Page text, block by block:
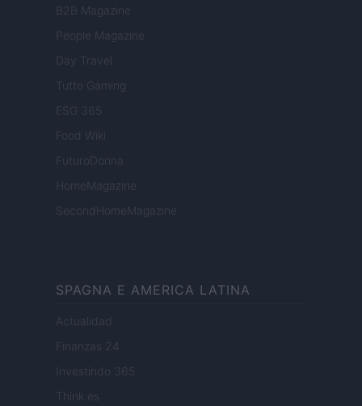
B2B Magazine
People Magazine
Day Travel
Tutto Gaming
ESG 365
Food Wiki
FuturoDonna
HomeMagazine
SecondHomeMagazine
SPAGNA E AMERICA LATINA
Actualidad
Finanzas 24
Investindo 365
Think.es